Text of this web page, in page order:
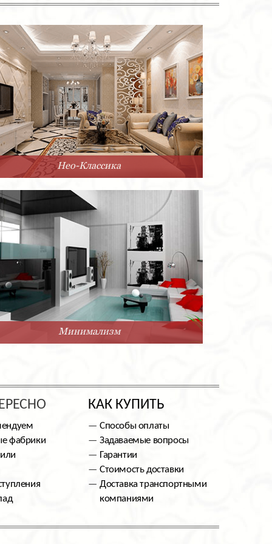
Нео-Классика
Минимализм
фабрики
КАК КУПИТЬ
Способы оплаты
Задаваемые вопросы
Гарантии
Стоимость доставки
Доставка транспортными
компаниями